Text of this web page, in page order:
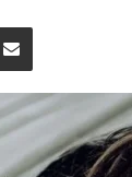
Compartir por correo